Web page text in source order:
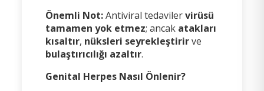
Önemli Not:Antiviral tedavilervirüsü
tamamen yok etmez; ancak atakları
kısaltır, nüksleri seyrekleştirirve
bulaştırıcılığı azaltır.
Genital Herpes Nasıl Önlenir?